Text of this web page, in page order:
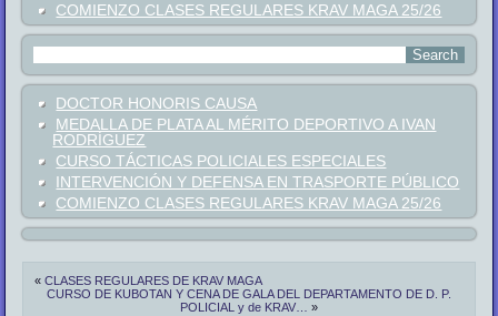
COMIENZO CLASES REGULARES KRAV MAGA 25/26
DOCTOR HONORIS CAUSA
MEDALLA DE PLATA AL MÉRITO DEPORTIVO A IVAN
RODRÍGUEZ
CURSO TÁCTICAS POLICIALES ESPECIALES
INTERVENCIÓN Y DEFENSA EN TRASPORTE PÚBLICO
COMIENZO CLASES REGULARES KRAV MAGA 25/26
«CLASES REGULARES DE KRAV MAGA
CURSO DE KUBOTAN Y CENA DE GALA DEL DEPARTAMENTO DE D. P.
POLICIAL y de KRAV…
»